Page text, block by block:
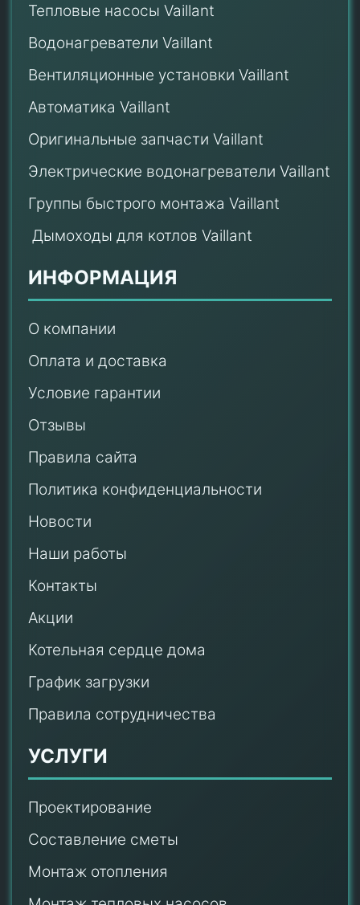
Тепловые насосы Vaillant
Водонагреватели Vaillant
Вентиляционные установки Vaillant
Автоматика Vaillant
Оригинальные запчасти Vaillant
Электрические водонагреватели Vaillant
Группы быстрого монтажа Vaillant
Дымоходы для котлов Vaillant
ИНФОРМАЦИЯ
О компании
Оплата и доставка
Условие гарантии
Отзывы
Правила сайта
Политика конфиденциальности
Новости
Наши работы
Контакты
Акции
Котельная сердце дома
График загрузки
Правила сотрудничества
УСЛУГИ
Проектирование
Составление сметы
Монтаж отопления